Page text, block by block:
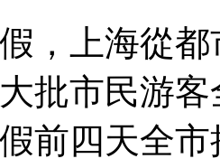
，上海從
批市民游
前四天全